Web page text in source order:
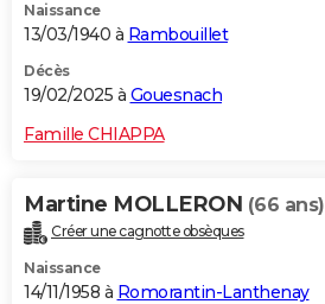
Naissance
13/03/1940 à Rambouillet
Décès
19/02/2025 à Gouesnach
Famille CHIAPPA
Martine MOLLERON (66 ans)
Créer une cagnotte obsèques
Naissance
14/11/1958 à Romorantin-Lanthenay